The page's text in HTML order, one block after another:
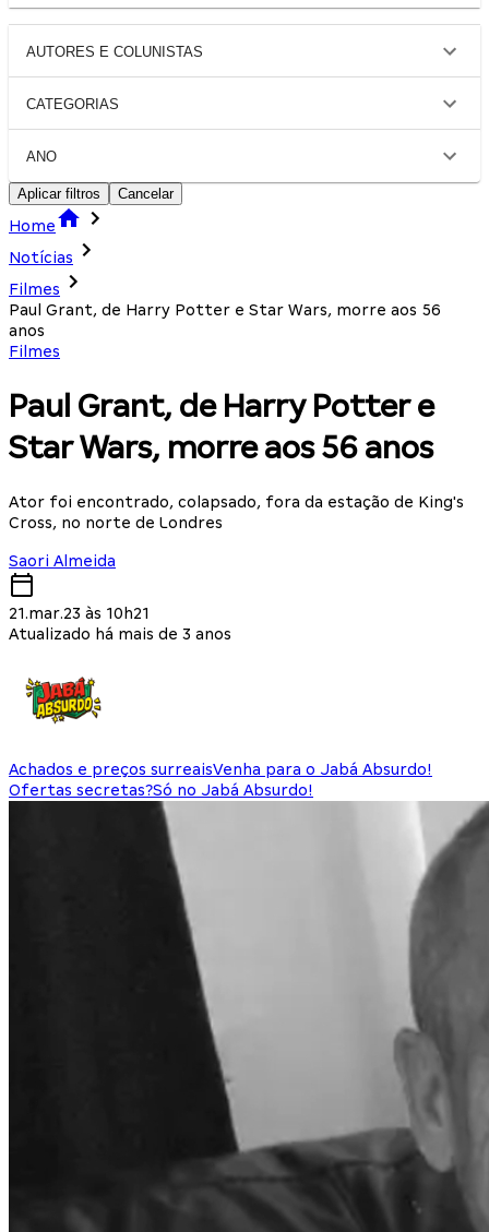
AUTORES E COLUNISTAS
CATEGORIAS
ANO
Aplicar filtros Cancelar
Home
Notícias
Filmes
Paul Grant, de Harry Potter e Star Wars, morre aos 56
anos
Filmes
Paul Grant, de Harry Potter e
Star Wars, morre aos 56 anos
Ator foi encontrado, colapsado, fora da estação de King's
Cross, no norte de Londres
Saori Almeida
21.mar.23 às 10h21
Atualizado há mais de 3 anos
Achados e preços surreaisVenha para o Jabá Absurdo!
Ofertas secretas?Só no Jabá Absurdo!